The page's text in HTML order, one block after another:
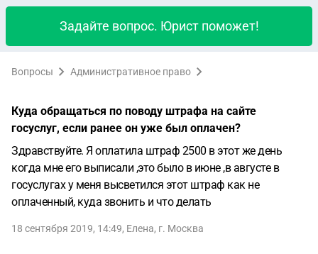
Задайте вопрос. Юрист поможет!
Вопросы Административное право
Куда обращаться по поводу штрафа на сайте
госуслуг, если ранее он уже был оплачен?
Здравствуйте. Я оплатила штраф 2500 в этот же день
когда мне его выписали ,это было в июне ,в августе в
госуслугах у меня высветился этот штраф как не
оплаченный, куда звонить и что делать
18 сентября 2019, 14:49, Елена, г. Москва